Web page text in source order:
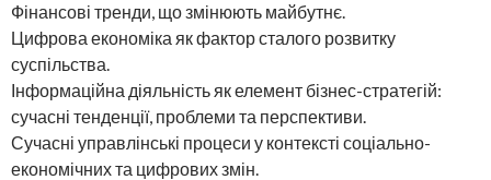
Фінансові тренди, що змінюють майбутнє.
Цифрова економіка як фактор сталого розвитку
суспільства.
Інформаційна діяльність як елемент бізнес-стратегій:
сучасні тенденції, проблеми та перспективи.
Сучасні управлінські процеси у контексті соціально-
економічних та цифрових змін.